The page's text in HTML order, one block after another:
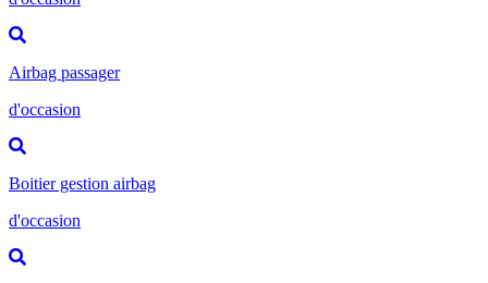
Airbag passager
d'occasion
Boitier gestion airbag
d'occasion